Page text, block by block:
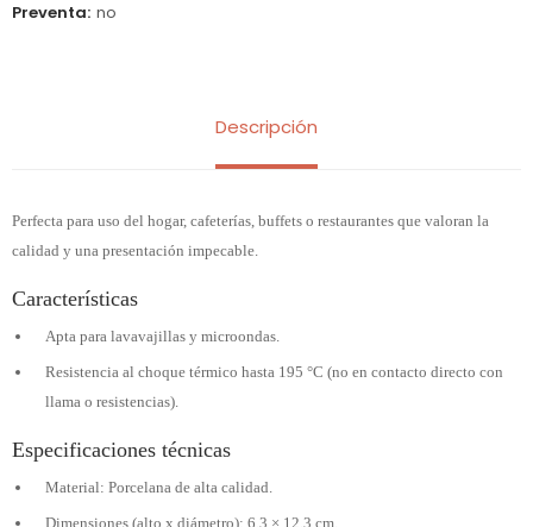
Preventa no
Descripción
Perfecta para uso del hogar, cafeterías, buffets o restaurantes que valoran la
calidad y una presentación impecable.
Características
Apta para lavavajillas y microondas.
Resistencia al choque térmico hasta 195 °C (no en contacto directo con
llama o resistencias).
Especificaciones técnicas
Material: Porcelana de alta calidad.
Dimensiones (alto x diámetro): 6.3 × 12.3 cm.